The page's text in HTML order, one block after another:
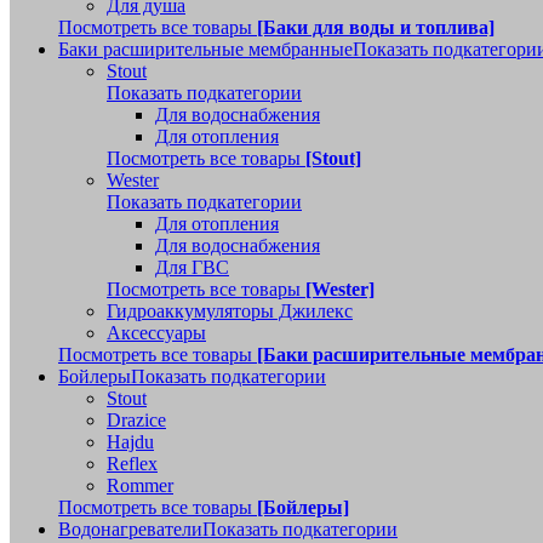
Для душа
Посмотреть все товары [Баки для воды и топлива]
Баки расширительные мембранныеПоказать
Stout
Показать подкатегории
Для водоснабжения
Для отопления
Посмотреть все товары [Stout]
Wester
Показать подкатегории
Для отопления
Для водоснабжения
Для ГВС
Посмотреть все товары [Wester]
Гидроаккумуляторы Джилекс
Аксессуары
Посмотреть все товары [Баки расширительные
БойлерыПоказать подкатегории
Stout
Drazice
Hajdu
Reflex
Rommer
Посмотреть все товары [Бойлеры]
ВодонагревателиПоказать подкатегории